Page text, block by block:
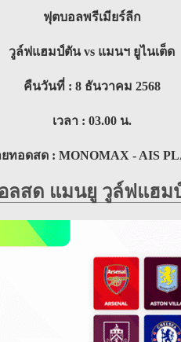
ฟุตบอลพรีเมียร์ลีก
วูล์ฟแฮมป์ตัน vs แมนฯ ยูไนเต็ด
คืนวันที่ : 8 ธันวาคม 2568
เวลา : 03.00 น.
ทอดสด : MONOMAX - AIS
ลสด แมนยู วูล์ฟแฮม